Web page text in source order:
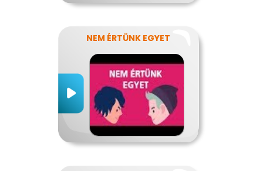
NEM ÉRTÜNK EGYET